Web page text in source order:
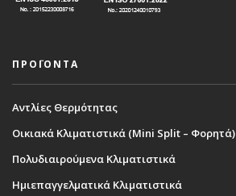
ΠΡΟΪΟΝΤΑ
Αντλίες Θερμότητας
Οικιακά Κλιματιστικά (Mini Split – Φορητά)
Πολυδιαιρούμενα Κλιματιστικά
Ημιεπαγγελματικά Κλιματιστικά